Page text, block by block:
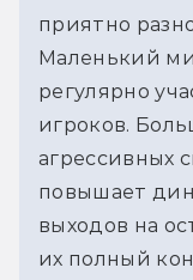
приятно
Маленький
регулярно
игроков.
агрессивных
повышает
выходов на
их полный